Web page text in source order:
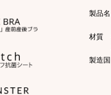
製品名
材質
製造国